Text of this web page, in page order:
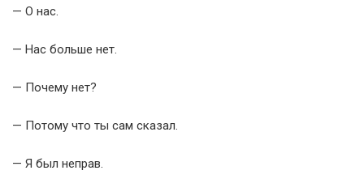
— О нас.
— Нас больше нет.
— Почему нет?
— Потому что ты сам сказал.
— Я был неправ.